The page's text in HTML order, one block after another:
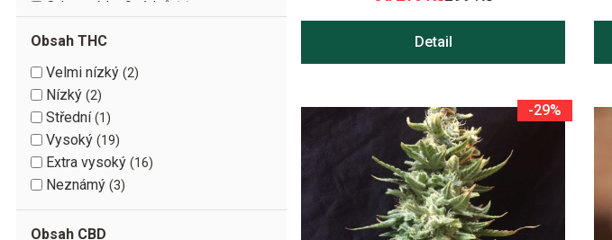
Od semínka 9 týdnů
Od semínka 11 týdnů
Od semínka 12 týdnů
Od semínka 13 týdnů
Obsah THC
Velmi nízký 2
Nízký 2
Střední 1
Vysoký 19
Extra vysoký 16
Neznámý 3
Obsah CBD
Detail
-29%